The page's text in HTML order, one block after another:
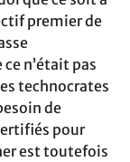
premier de
n’était pas
technocrates
de
pour
est toutefois